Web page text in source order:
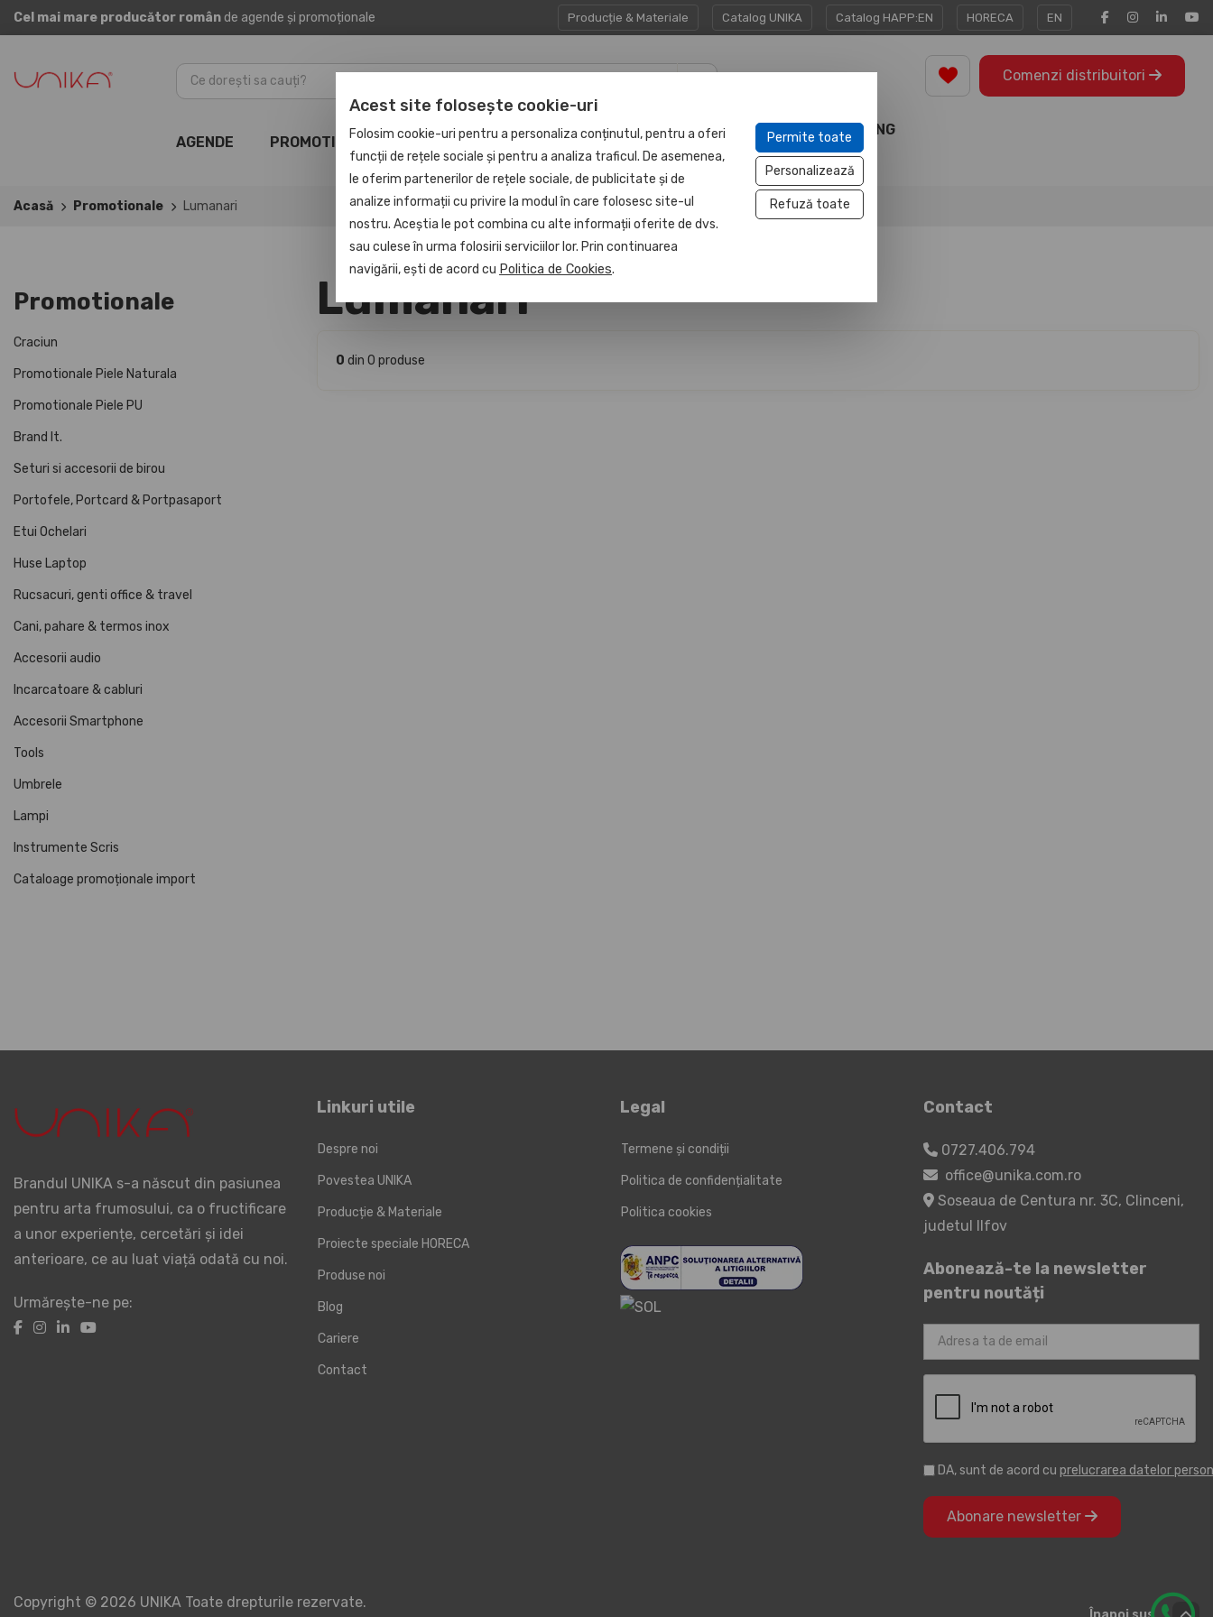
Cel mai mare producător român de agende și promoționale Producție & Materiale Catalog UNIKA Catalog HAPP:EN HORECA EN
AGENDE PROMOTIONALE HAPP:EN
CADOURI
CORPORATE
UNITATE
PROTEJATĂ
MARKETING
TOOLS
Comenzi distribuitori
Acasă Promotionale Lumanari
Promotionale
Craciun
Promotionale Piele Naturala
Promotionale Piele PU
Brand It.
Seturi si accesorii de birou
Portofele, Portcard & Portpasaport
Etui Ochelari
Huse Laptop
Rucsacuri, genti office & travel
Cani, pahare & termos inox
Accesorii audio
Incarcatoare & cabluri
Accesorii Smartphone
Tools
Umbrele
Lampi
Instrumente Scris
Cataloage promoționale import
Lumanari
0 din 0 produse
Brandul UNIKA s-a născut din pasiunea
pentru arta frumosului, ca o fructificare
a unor experiențe, cercetări și idei
anterioare, ce au luat viață odată cu noi.
Urmărește-ne pe:
Linkuri utile
Despre noi
Povestea UNIKA
Producție & Materiale
Proiecte speciale HORECA
Produse noi
Blog
Cariere
Contact
Legal
Termene și condiții
Politica de confidențialitate
Politica cookies
Contact
0727.406.794
office@unika.com.ro
Soseaua de Centura nr. 3C, Clinceni,
judetul Ilfov
Abonează-te la newsletter
pentru noutăți
DA, sunt de acord cu prelucrarea datelor
Abonare newsletter
Copyright © 2026 UNIKA Toate drepturile rezervate.
Acest site folosește cookie-uri
Folosim cookie-uri pentru a personaliza conținutul, pentru a oferi
funcții de rețele sociale și pentru a analiza traficul. De asemenea,
le oferim partenerilor de rețele sociale, de publicitate și de
analize informații cu privire la modul în care folosesc site-ul
nostru. Aceștia le pot combina cu alte informații oferite de dvs.
sau culese în urma folosirii serviciilor lor. Prin continuarea
navigării, ești de acord cu Politica de Cookies.
Permite toate
Personalizează
Refuză toate